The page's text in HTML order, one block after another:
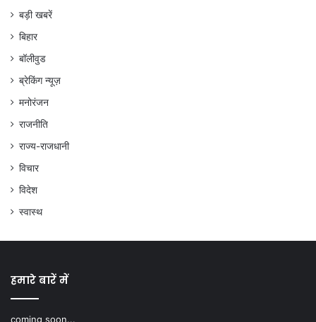
बड़ी खबरें
बिहार
बॉलीवुड
ब्रेकिंग न्यूज़
मनोरंजन
राजनीति
राज्य-राजधानी
विचार
विदेश
स्वास्थ
हमारे बारें में
coming soon...